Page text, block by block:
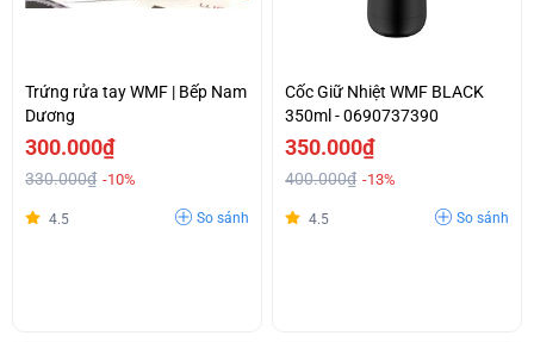
Trứng rửa tay WMF | Bếp Nam
Dương
300.000₫
330.000₫ -10%
4.5 So sánh
Cốc Giữ Nhiệt WMF BLACK
350ml - 0690737390
350.000₫
400.000₫ -13%
4.5 So sánh